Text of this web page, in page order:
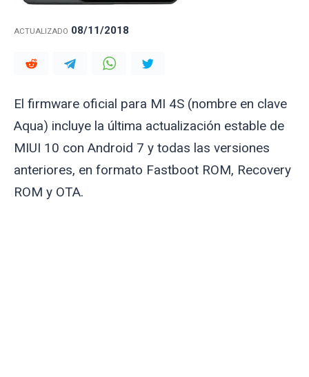
ACTUALIZADO 08/11/2018
El firmware oficial para MI 4S (nombre en clave
Aqua) incluye la última actualización estable de
MIUI 10 con Android 7 y todas las versiones
anteriores, en formato Fastboot ROM, Recovery
ROM y OTA.